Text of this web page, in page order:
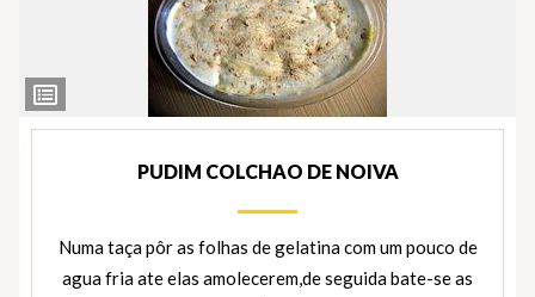
Ver
Ingredientes
PUDIM COLCHAO DE NOIVA
Numa taça pôr as folhas de gelatina com um pouco de
agua fria ate elas amolecerem,de seguida bate-se as